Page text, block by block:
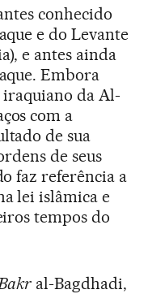
conhecido
e do Levante
e antes ainda
Embora
da Al-
com a
de sua
de seus
faz referência a
lei islâmica e
tempos do
al-Bagdhadi,